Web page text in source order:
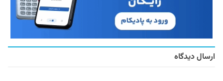
ارسال دیدگاه